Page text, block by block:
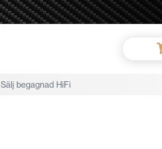
Sälj begagnad HiFi